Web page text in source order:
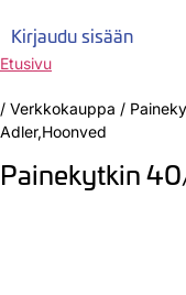
Kirjaudu sisään
Etusivu
/ Verkkokauppa /
Adler,Hoonved
Painekytkin